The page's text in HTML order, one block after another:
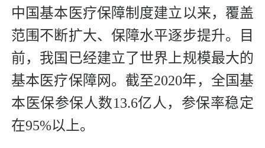
中国基本医疗保障制度建立以来，覆盖
范围不断扩大、保障水平逐步提升。目
前，我国已经建立了世界上规模最大的
基本医疗保障网。截至2020年，全国基
本医保参保人数13.6亿人，参保率稳定
在95%以上。